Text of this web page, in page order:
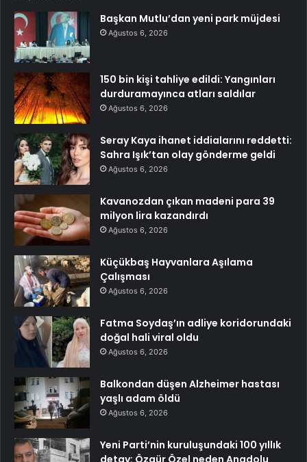
Başkan Mutlu’dan yeni park müjdesi
Ağustos 6, 2026
150 bin kişi tahliye edildi: Yangınları
durduramayınca atları saldılar
Ağustos 6, 2026
Seray Kaya ihanet iddialarını reddetti:
Sahra Işık’tan olay gönderme geldi
Ağustos 6, 2026
Kavanozdan çıkan madeni para 39
milyon lira kazandırdı
Ağustos 6, 2026
Küçükbaş Hayvanlara Aşılama
Çalışması
Ağustos 6, 2026
Fatma Soydaş’ın adliye koridorundaki
doğal hali viral oldu
Ağustos 6, 2026
Balkondan düşen Alzheimer hastası
yaşlı adam öldü
Ağustos 6, 2026
Yeni Parti’nin kuruluşundaki 100 yıllık
detay: Özgür Özel neden Anadolu